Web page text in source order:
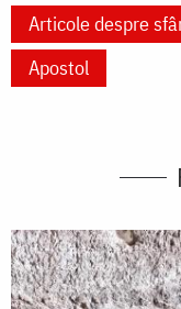
Articole despre
Apostol